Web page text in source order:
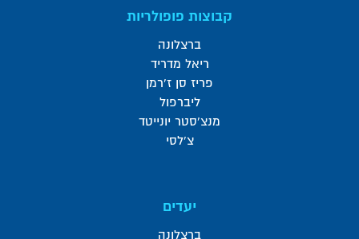
קבוצות פופולריות
ברצלונה
ריאל מדריד
פריז סן ז'רמן
ליברפול
מנצ'סטר יונייטד
צ'לסי
יעדים
ברצלונה